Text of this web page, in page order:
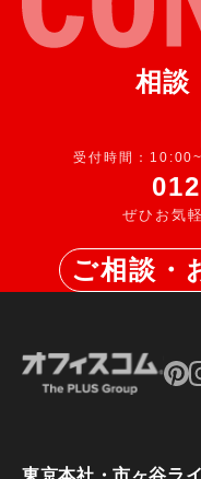
相談
受付時間：
ぜひお気
ご相談・